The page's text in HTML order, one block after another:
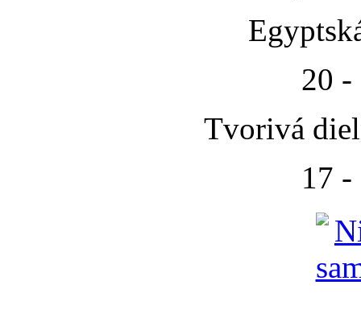
20 -
Tvorivá
17 -